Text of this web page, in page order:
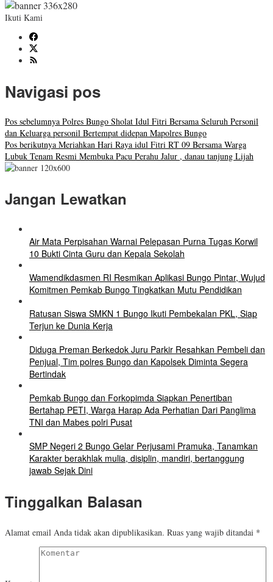
Ikuti Kami
Navigasi pos
Pos sebelumnya Polres Bungo Sholat Idul Fitri Bersama Seluruh Personil
dan Keluarga personil Bertempat didepan Mapolres Bungo
Pos berikutnya Meriahkan Hari Raya idul Fitri RT 09 Bersama Warga
Lubuk Tenam Resmi Membuka Pacu Perahu Jalur , danau tanjung Lijah
Jangan Lewatkan
Air Mata Perpisahan Warnai Pelepasan Purna Tugas Korwil
10 Bukti Cinta Guru dan Kepala Sekolah
Wamendikdasmen RI Resmikan Aplikasi Bungo Pintar, Wujud
Komitmen Pemkab Bungo Tingkatkan Mutu Pendidikan
Ratusan Siswa SMKN 1 Bungo Ikuti Pembekalan PKL, Siap
Terjun ke Dunia Kerja
Diduga Preman Berkedok Juru Parkir Resahkan Pembeli dan
Penjual, Tim polres Bungo dan Kapolsek Diminta Segera
Bertindak
Pemkab Bungo dan Forkopimda Siapkan Penertiban
Bertahap PETI, Warga Harap Ada Perhatian Dari Panglima
TNI dan Mabes polri Pusat
SMP Negeri 2 Bungo Gelar Perjusami Pramuka, Tanamkan
Karakter berakhlak mulia, disiplin, mandiri, bertanggung
jawab Sejak Dini
Tinggalkan Balasan
Alamat email Anda tidak akan dipublikasikan. Ruas yang wajib ditandai *